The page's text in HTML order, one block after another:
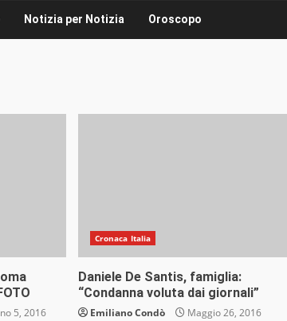
Notizia per Notizia Oroscopo
5, 2016
Cronaca Italia
Daniele De Santis, famiglia:
“Condanna voluta dai giornali”
Emiliano Condò Maggio 26, 2016